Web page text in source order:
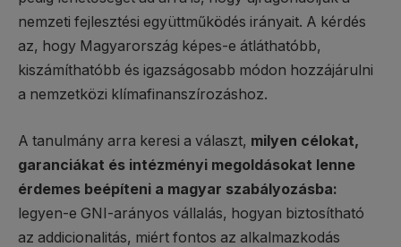
nemzeti fejlesztési együttműködés irányait. A kérdés
az, hogy Magyarország képes-e átláthatóbb,
kiszámíthatóbb és igazságosabb módon hozzájárulni
a nemzetközi klímafinanszírozáshoz.
A tanulmány arra keresi a választ, milyen célokat,
garanciákat és intézményi megoldásokat lenne
érdemes beépíteni a magyar szabályozásba:
legyen-e GNI-arányos vállalás, hogyan biztosítható
az addicionalitás, miért fontos az alkalmazkodás